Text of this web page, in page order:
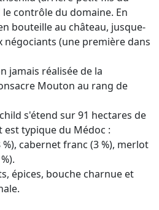
contrôle du domaine. En
bouteille au château, jusque-
négociants (une première dans
jamais réalisée de la
Mouton au rang de
s'étend sur 91 hectares de
est typique du Médoc :
cabernet franc (3 %), merlot
épices, bouche charnue et